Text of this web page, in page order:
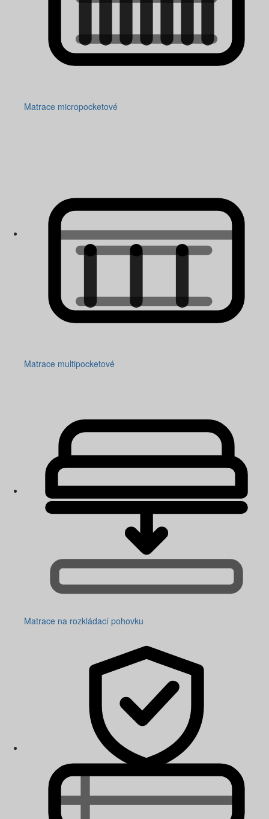
Matrace micropocketové
Matrace multipocketové
Matrace na rozkládací pohovku